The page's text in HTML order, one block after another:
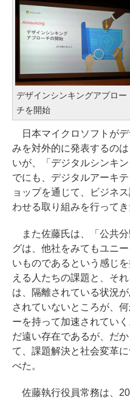
デザインシンキングアプロー
チを開始
日本マイクロソフトがデ
みを対外的に発表するの
いが、「デジタルシンキ
でにも、デジタルアーキ
ョップを通じて、ビジネ
わせる取り組みを行って
また佐藤氏は、「公共
グは、他社をみてもユニ
いものであるという感じ
える人たちの課題と、そ
は、隔離されている状況
されていないところが、
ーを持って加速されてい
だ遠い存在であるが、だ
て、課題解決と社会変革
べた。
佐藤執行役員常務は、